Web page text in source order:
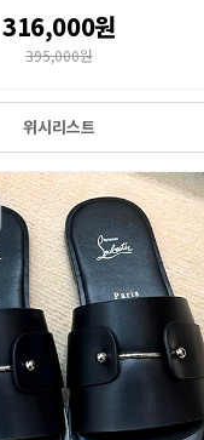
316,000원
395,000원
위시리스트